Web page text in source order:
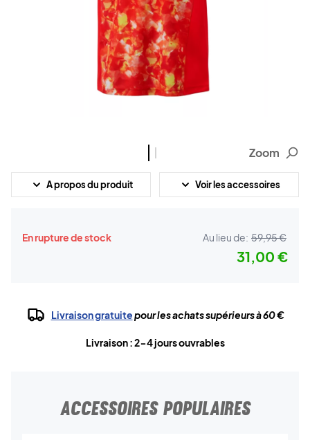
Zoom
A propos du produit Voir les accessoires
En rupture de stock Au lieu de: 59,95 €
31,00 €
Livraison gratuitepour les achats supérieurs à 60 €
Livraison : 2-4 jours ouvrables
ACCESSOIRES POPULAIRES